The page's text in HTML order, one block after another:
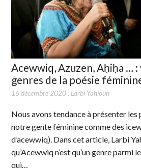
Acewwiq, Azuzen, Aḥiḥa … :
genres de la poésie
16 décembre 2020, Larbi Yahioun
Nous avons tendance à présenter les
notre gente féminine comme des
d’acewwiq). Dans cet article, Larbi
qu’Acewwiq n’est qu’un genre parmi
qui…